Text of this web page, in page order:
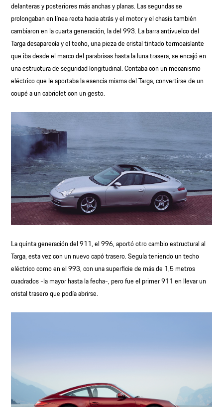
delanteras y posteriores más anchas y planas. Las segundas se
prolongaban en línea recta hacia atrás y el motor y el chasis también
cambiaron en la cuarta generación, la del 993. La barra antivuelco del
Targa desaparecía y el techo, una pieza de cristal tintado termoaislante
que iba desde el marco del parabrisas hasta la luna trasera, se encajó en
una estructura de seguridad longitudinal. Contaba con un mecanismo
eléctrico que le aportaba la esencia misma del Targa, convertirse de un
coupé a un cabriolet con un gesto.
La quinta generación del 911, el 996, aportó otro cambio estructural al
Targa, esta vez con un nuevo capó trasero. Seguía teniendo un techo
eléctrico como en el 993, con una superficie de más de 1,5 metros
cuadrados -la mayor hasta la fecha-, pero fue el primer 911 en llevar un
cristal trasero que podía abrirse.